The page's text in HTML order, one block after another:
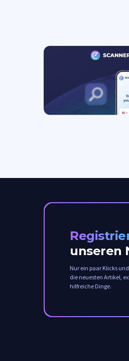
unseren
Nur ein paar Klicks
die neuesten Artikel,
hilfreiche Dinge.